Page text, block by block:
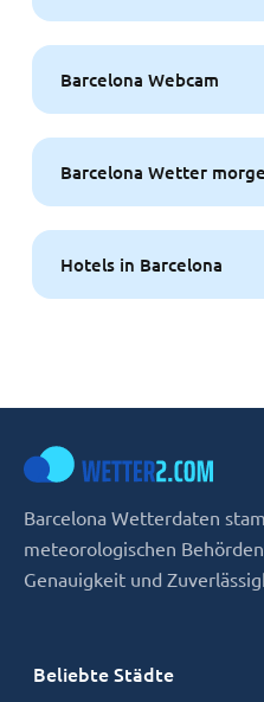
Barcelona Webcam
Barcelona Wetter
Hotels in Barcelona
Barcelona Wetterdaten
meteorologischen
Genauigkeit und
Beliebte Städte